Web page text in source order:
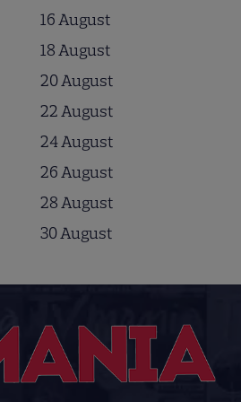
16 August
18 August
20 August
22 August
24 August
26 August
28 August
30 August